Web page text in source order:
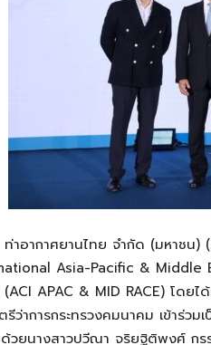
าอากาศยานไทย จำกัด (มหาชน)
Asia-Pacific & Middle
APAC & MID RACE) โดย
รีว่าการกระทรวงคมนาคม เข้าร่วม
วยนางสาวปวีณา จริยฐิติพงศ์ กร